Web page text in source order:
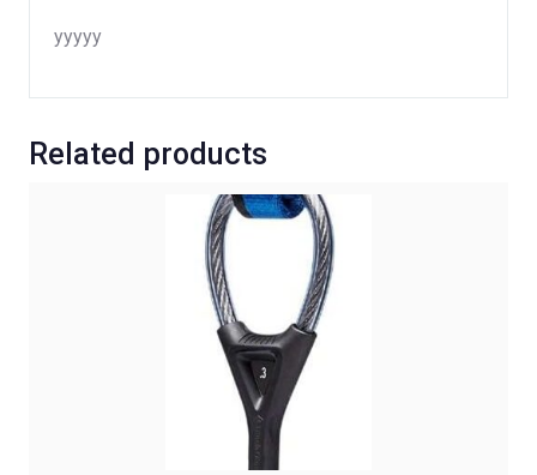
yyyyy
Related products